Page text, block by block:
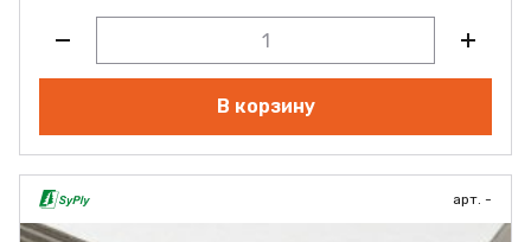
В корзину
арт. -